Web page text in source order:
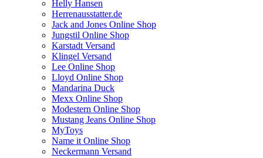
Helly Hansen
Herrenausstatter.de
Jack and Jones Online Shop
Jungstil Online Shop
Karstadt Versand
Klingel Versand
Lee Online Shop
Lloyd Online Shop
Mandarina Duck
Mexx Online Shop
Modestern Online Shop
Mustang Jeans Online Shop
MyToys
Name it Online Shop
Neckermann Versand